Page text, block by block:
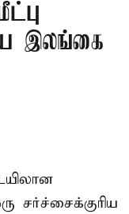
இலங்கை
சர்ச்சைக்குரிய